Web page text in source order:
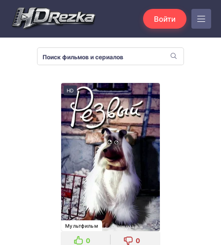
Войти
HD
Мультфильм
0 0